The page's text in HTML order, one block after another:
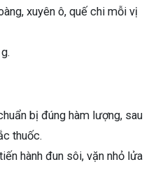
xuyên ô, quế chi mỗi vị
bị đúng hàm lượng, sau
thuốc.
hành đun sôi, vặn nhỏ lửa